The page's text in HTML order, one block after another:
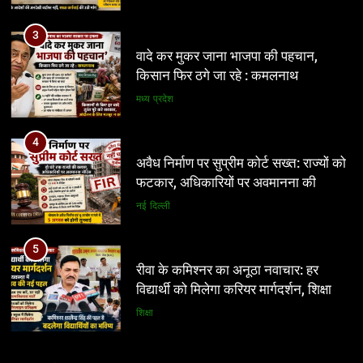
4
अवैध निर्माण पर सुप्रीम कोर्ट सख्त: राज्यों को
फटकार, अधिकारियों पर अवमानना की
कार्रवाई के संकेत
नई दिल्ली
5
रीवा के कमिश्नर का अनूठा नवाचार: हर
विद्यार्थी को मिलेगा करियर मार्गदर्शन, शिक्षा
व्यवस्था में बदलाव की नई पहल
शिक्षा
6
इंदौर में किसके संरक्षण में चल रहा आबकारी
सिंडिकेट?
प्रमुख
5
रीवा के कमिश्नर का अनूठा नवाचार: हर
विद्यार्थी को मिलेगा करियर मार्गदर्शन, शिक्षा